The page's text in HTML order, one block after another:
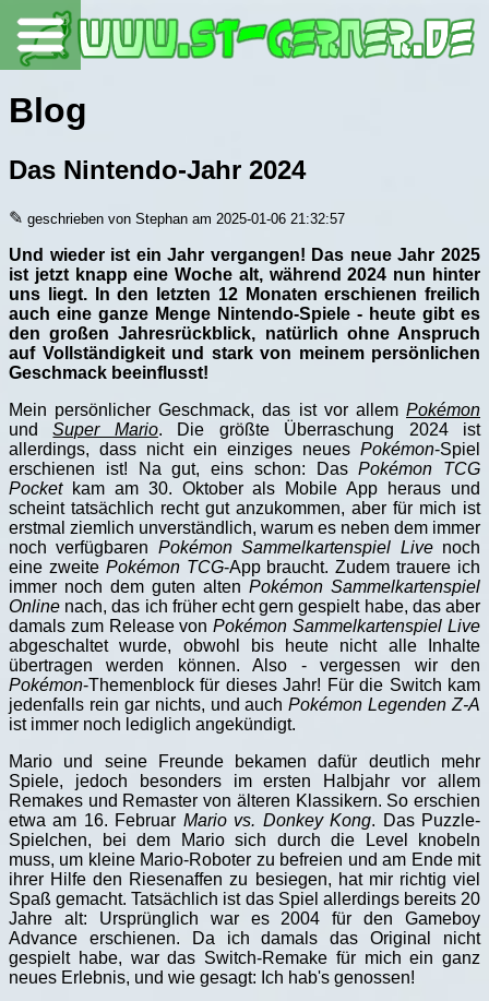
Blog
Das Nintendo-Jahr 2024
✎ geschrieben von Stephan am 2025-01-06 21:32:57
Und wieder ist ein Jahr vergangen! Das neue Jahr 2025
ist jetzt knapp eine Woche alt, während 2024 nun hinter
uns liegt. In den letzten 12 Monaten erschienen freilich
auch eine ganze Menge Nintendo-Spiele - heute gibt es
den großen Jahresrückblick, natürlich ohne Anspruch
auf Vollständigkeit und stark von meinem persönlichen
Geschmack beeinflusst!
Mein persönlicher Geschmack, das ist vor allem Pokémon
undSuper Mario. Die größte Überraschung 2024 ist
allerdings, dass nicht ein einziges neues Pokémon-Spiel
erschienen ist! Na gut, eins schon: DasPokémon TCG
Pocketkam am 30. Oktober als Mobile App heraus und
scheint tatsächlich recht gut anzukommen, aber für mich ist
erstmal ziemlich unverständlich, warum es neben dem immer
noch verfügbaren Pokémon Sammelkartenspiel Livenoch
eine zweite Pokémon TCG-App braucht. Zudem trauere ich
immer noch dem guten alten Pokémon Sammelkartenspiel
Online nach, das ich früher echt gern gespielt habe, das aber
damals zum Release vonPokémon Sammelkartenspiel Live
abgeschaltet wurde, obwohl bis heute nicht alle Inhalte
übertragen werden können. Also - vergessen wir den
Pokémon-Themenblock für dieses Jahr! Für die Switch kam
jedenfalls rein gar nichts, und auchPokémon Legenden Z-A
ist immer noch lediglich angekündigt.
Mario und seine Freunde bekamen dafür deutlich mehr
Spiele, jedoch besonders im ersten Halbjahr vor allem
Remakes und Remaster von älteren Klassikern. So erschien
etwa am 16. Februar Mario vs. Donkey Kong. Das Puzzle-
Spielchen, bei dem Mario sich durch die Level knobeln
muss, um kleine Mario-Roboter zu befreien und am Ende mit
ihrer Hilfe den Riesenaffen zu besiegen, hat mir richtig viel
Spaß gemacht. Tatsächlich ist das Spiel allerdings bereits 20
Jahre alt: Ursprünglich war es 2004 für den Gameboy
Advance erschienen. Da ich damals das Original nicht
gespielt habe, war das Switch-Remake für mich ein ganz
neues Erlebnis, und wie gesagt: Ich hab's genossen!